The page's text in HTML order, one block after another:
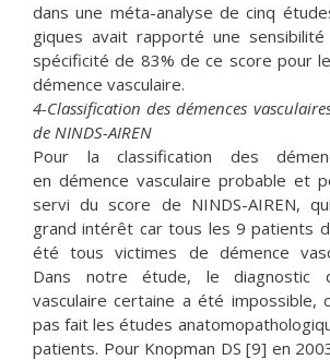
dans une méta-analyse de cinq
giques avait rapporté une
spécificité de 83% de ce score pour
démence vasculaire.
4-Classification des démences
de NINDS-AIREN
Pour la classification des
en démence vasculaire probable et
servi du score de NINDS-AIREN,
grand intérêt car tous les 9 patients
été tous victimes de démence
Dans notre étude, le diagnostic
vasculaire certaine a été impossible,
pas fait les études
patients. Pour Knopman DS [9] en